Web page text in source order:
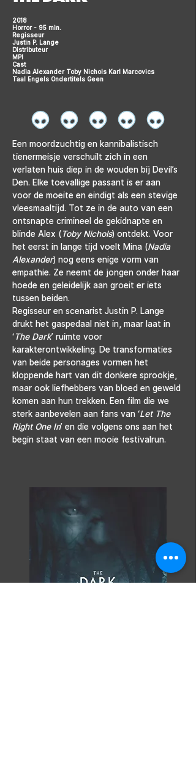
2018
Horror - 95 min.
Regisseur
Justin P. Lange
Distributeur
MPI
Cast
Nadia Alexander Toby Nichols Karl Marcovics
Taal Engels Ondertitels Geen
Een moordzuchtig en kannibalistisch
tienermeisje verschuilt zich in een
verlaten huis diep in de wouden bij Devil’s
Den. Elke toevallige passant is er aan
voor de moeite en eindigt als een stevige
vleesmaaltijd. Tot ze in de auto van een
ontsnapte crimineel de gekidnapte en
blinde Alex (Toby Nichols) ontdekt. Voor
het eerst in lange tijd voelt Mina (Nadia
Alexander) nog eens enige vorm van
empathie. Ze neemt de jongen onder haar
hoede en geleidelijk aan groeit er iets
tussen beiden.
Regisseur en scenarist Justin P. Lange
drukt het gaspedaal niet in, maar laat in
‘The Dark’ ruimte voor
karakterontwikkeling. De transformaties
van beide personages vormen het
kloppende hart van dit donkere sprookje,
maar ook liefhebbers van bloed en geweld
komen aan hun trekken. Een film die we
sterk aanbevelen aan fans van ‘Let The
Right One In’ en die volgens ons aan het
begin staat van een mooie festivalrun.